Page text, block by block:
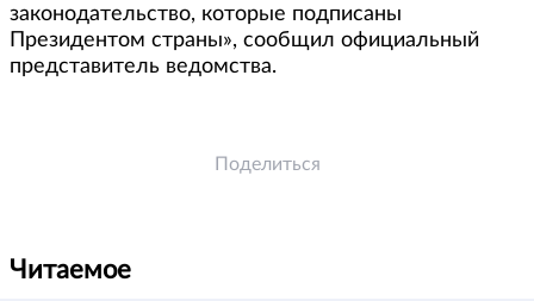
законодательство, которые подписаны
Президентом страны», сообщил официальный
представитель ведомства.
Поделиться
Читаемое